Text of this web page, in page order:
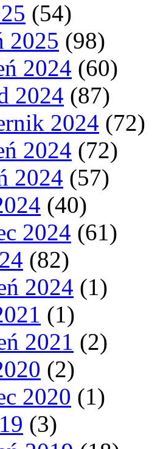
(54)
2025 (98)
2024 (60)
2024 (87)
2024 (72)
2024 (72)
2024 (57)
(40)
2024 (61)
(82)
2024 (1)
(1)
2021 (2)
(2)
2020 (1)
(3)